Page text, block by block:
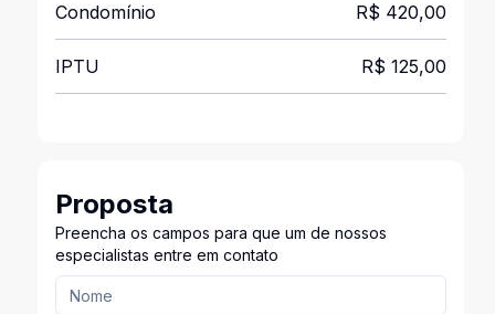
Condomínio R$ 420,00
IPTU R$ 125,00
Proposta
Preencha os campos para que um de nossos
especialistas entre em contato